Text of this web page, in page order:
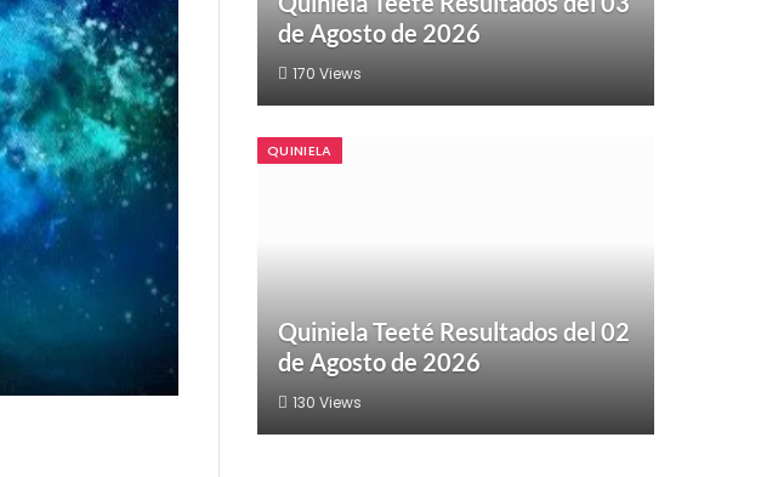
de Agosto de 2026
170 Views
QUINIELA
Quiniela Teeté Resultados del 02
de Agosto de 2026
130 Views